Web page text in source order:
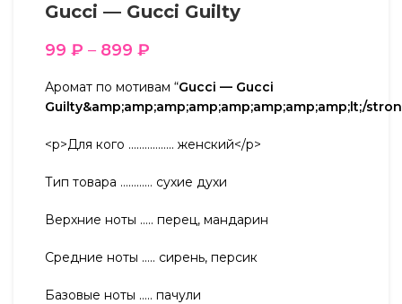
Gucci — Gucci Guilty
99 ₽ – 899 ₽
Аромат по мотивам “Gucci — Gucci
Guilty&amp;amp;amp;amp;amp;amp;amp;amp;lt;/
<p>Для кого …………….. женский</p>
Тип товара ………… сухие духи
Верхние ноты ….. перец, мандарин
Средние ноты ….. сирень, персик
Базовые ноты ….. пачули